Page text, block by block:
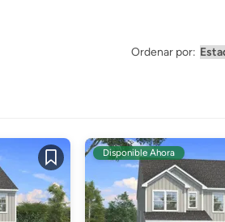
Ordenar por:
Guardar
Disponible Ahora